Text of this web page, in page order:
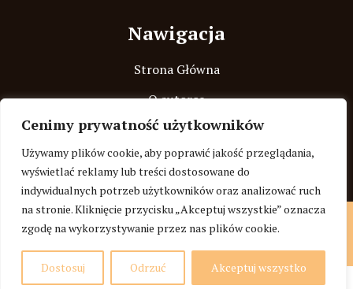
Cenimy prywatność użytkowników
Używamy plików cookie, aby poprawić jakość przeglądania,
wyświetlać reklamy lub treści dostosowane do
indywidualnych potrzeb użytkowników oraz analizować ruch
na stronie. Kliknięcie przycisku „Akceptuj wszystkie” oznacza
zgodę na wykorzystywanie przez nas plików cookie.
Dostosuj Odrzuć Akceptuj wszystko
Nawigacja
Strona Główna
O autorce
Recenzje
Blog
© COPYRIGHT 2024 ALEKSANDRASPACEBOOKS.PL |POLITYKA
PRYWATNOŚCI |REGULAMIN | STWORZONE W RAMACH ATWI